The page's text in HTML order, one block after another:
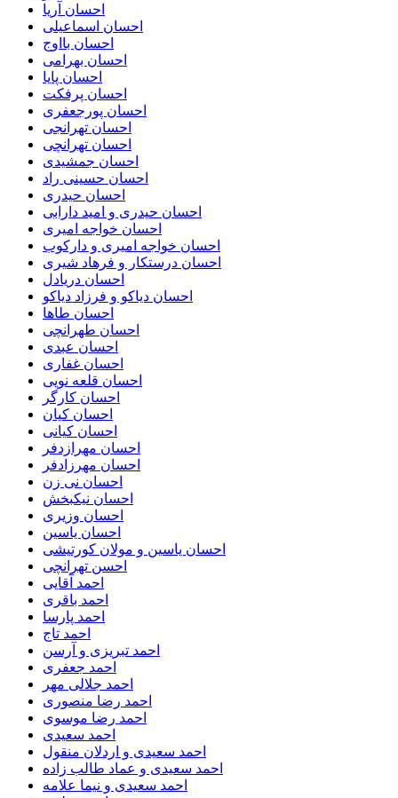
احسان آریا
احسان اسماعیلی
احسان بااوج
احسان بهرامی
احسان پایا
احسان پرفکت
احسان پورجعفری
احسان تهرانجی
احسان تهرانچی
احسان جمشیدی
احسان حسینی راد
احسان حیدری
احسان حیدری و امید دارابی
احسان خواجه امیری
احسان خواجه امیری و دارکوب
احسان درستكار و فرهاد شيرى
احسان دریادل
احسان دیاکو و فرزاد دیاکو
احسان طاها
احسان طهرانچی
احسان عبدی
احسان غفاری
احسان قلعه نویی
احسان کارگر
احسان کیان
احسان کیانی
احسان مهرازدفر
احسان مهرزادفر
احسان نی زن
احسان نیکبخش
احسان وزیری
احسان یاسین
احسان یاسین و مولان کورتیشی
احسن تهرانچی
احمد آقایی
احمد باقری
احمد پارسا
احمد تاج
احمد تبریزی و آرسن
احمد جعفری
احمد جلالی مهر
احمد رضا منصوری
احمد رضا موسوی
احمد سعیدی
احمد سعیدی و اردلان منقول
احمد سعیدی و عماد طالب زاده
احمد سعیدی و نیما علامه